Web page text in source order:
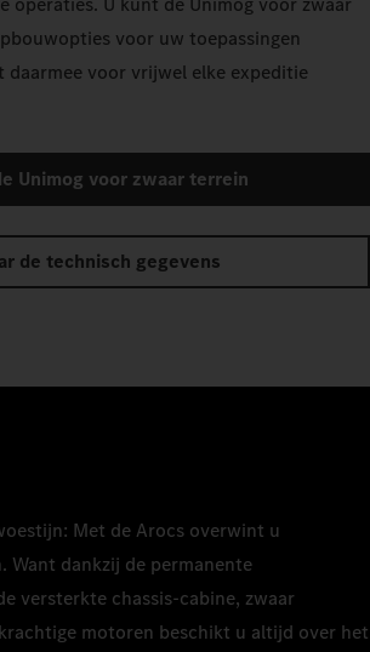
voor uw toepassingen
daarmee voor vrijwel elke expeditie
Unimog voor zwaar terrein
de technisch gegevens
Met de Arocs overwint u
Want dankzij de permanente
versterkte chassis-cabine, zwaar
motoren beschikt u altijd over het